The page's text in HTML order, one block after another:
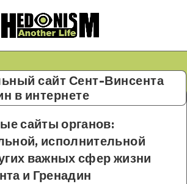
сайт Сент-Винсента
в интернете
сайты органов:
исполнительной
важных сфер жизни
и Гренадин